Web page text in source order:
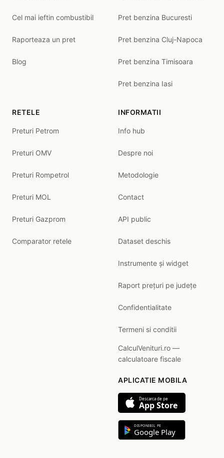
Cel mai ieftin combustibil
Raporteaza un pret
Blog
Pret benzina Bucuresti
Pret benzina Cluj-Napoca
Pret benzina Timisoara
Pret benzina Iasi
RETELE
Preturi Petrom
Preturi OMV
Preturi Rompetrol
Preturi MOL
Preturi Gazprom
Comparator retele
INFORMATII
Info hub
Despre noi
Metodologie
Contact
API public
Dataset deschis
Instrumente și widget
Raport prețuri pe județe
Confidentialitate
Termeni si conditii
CalculVenituri.ro —
calculatoare fiscale
APLICATIE MOBILA
Descarca de pe
App Store
DISPONIBIL PE
Google Play